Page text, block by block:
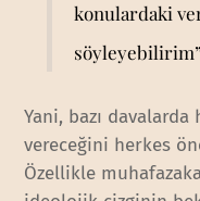
konulardaki
Yani, bazı davalarda
vereceğini herkes
Özellikle